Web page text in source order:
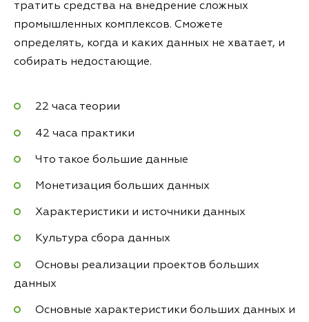
тратить средства на внедрение сложных
промышленных комплексов. Сможете
определять, когда и каких данных не хватает, и
собирать недостающие.
22 часа теории
42 часа практики
Что такое большие данные
Монетизация больших данных
Характеристики и источники данных
Культура сбора данных
Основы реализации проектов больших
данных
Основные характеристики больших данных и